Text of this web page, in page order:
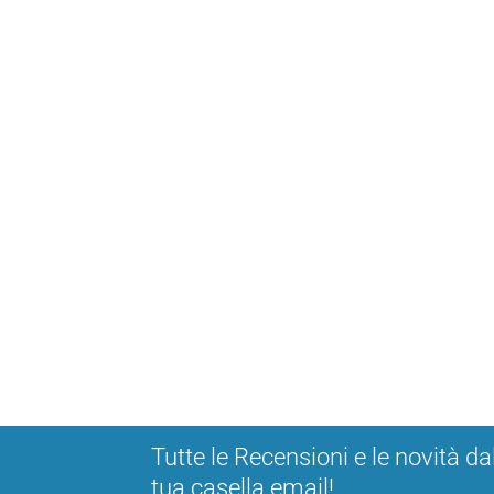
Tutte le Recensioni e le novità
tua casella email!